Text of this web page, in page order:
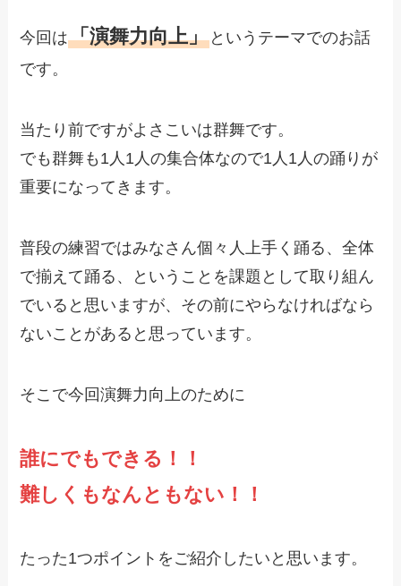
今回は「演舞力向上」 というテーマでのお話
です。
当たり前ですがよさこいは群舞です。
でも群舞も1人1人の集合体なので1人1人の踊りが
重要になってきます。
普段の練習ではみなさん個々人上手く踊る、全体
で揃えて踊る、ということを課題として取り組ん
でいると思いますが、その前にやらなければなら
ないことがあると思っています。
そこで今回演舞力向上のために
誰にでもできる！！
難しくもなんともない！！
たった1つポイントをご紹介したいと思います。